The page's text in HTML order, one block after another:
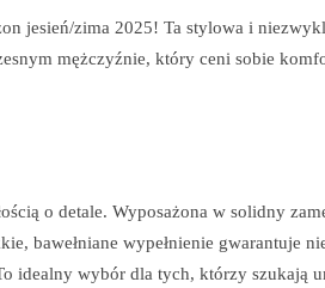
jesień/zima 2025! Ta stylowa i
mężczyźnie, który ceni sobie
o detale. Wyposażona w solidny
bawełniane wypełnienie gwarantuje
idealny wybór dla tych, którzy szukają